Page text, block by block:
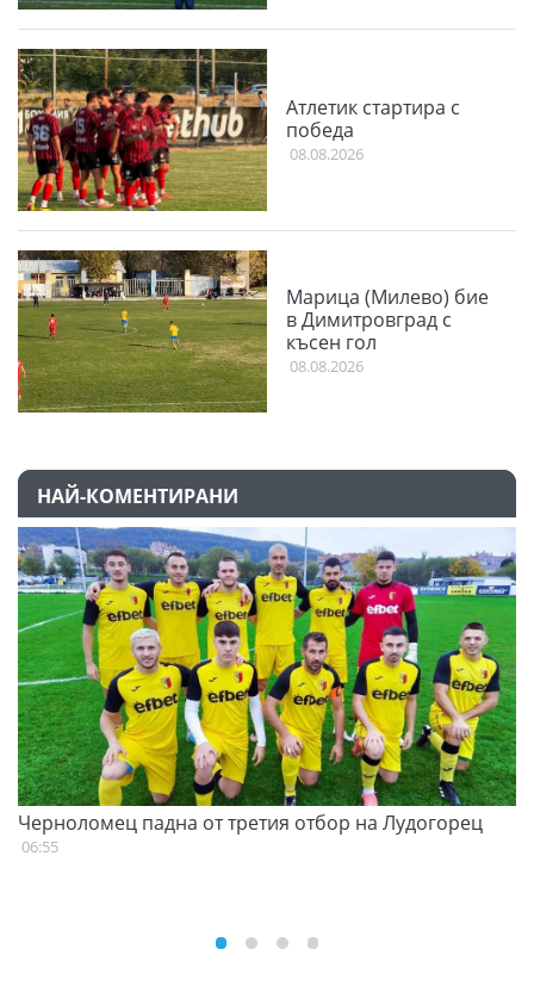
Атлетик стартира с
победа
08.08.2026
Марица (Милево) бие
в Димитровград с
късен гол
08.08.2026
НАЙ-КОМЕНТИРАНИ
Черноломец падна от третия отбор на Лудогорец
06:55